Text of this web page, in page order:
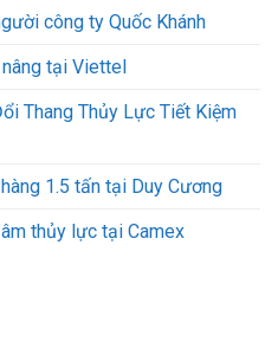
công ty Quốc Khánh
tại Viettel
Thang Thủy Lực Tiết Kiệm
1.5 tấn tại Duy Cương
thủy lực tại Camex